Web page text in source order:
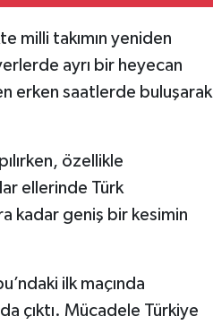
milli takımın yeniden
ayrı bir heyecan
erken saatlerde buluşarak
özellikle
ellerinde Türk
kadar geniş bir kesimin
ilk maçında
çıktı. Mücadele Türkiye